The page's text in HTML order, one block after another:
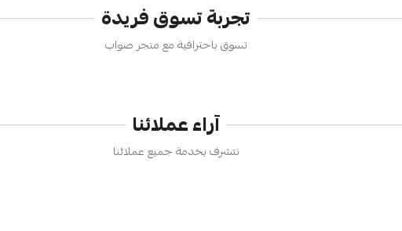
تجربة تسوق فريدة
تسوق باحترافية مع متجر صواب
آراء عملائنا
نتشرف بخدمة جميع عملائنا